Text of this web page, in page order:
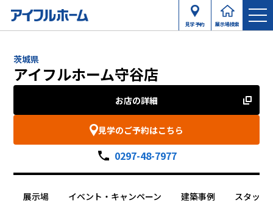
見学予約 展示場検索
茨城県
アイフルホーム守谷店
お店の詳細
見学のご予約はこちら
0297-48-7977
展示場 イベント・キャンペーン 建築事例 スタッフ